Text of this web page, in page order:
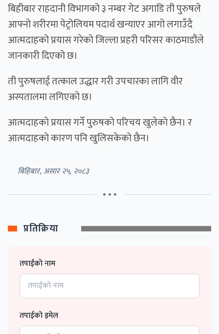
बिहीबार राहदानी विभागको ३ नम्बर गेट अगाडि ती पुरुषले
आफ्नो शरीरमा पेट्रोलियम पदार्थ खन्याएर आगो लगाउँदै
आत्मदाहको प्रयास गरेको जिल्ला प्रहरी परिसर काठमाडौंले
जानकारी दिएको छ।
ती पुरुषलाई तत्काल उद्धार गरी उपचारका लागि वीर
अस्पतालमा लगिएको छ।
आत्मदाहको प्रयास गर्ने पुरुषको परिचय खुलेको छैन। र
आत्मदाहको कारण पनि खुलिसकेको छैन।
बिहिबार, असार २५, २०८३
• • •
प्रतिक्रिया
तपाईको नाम
तपाईको इमेल